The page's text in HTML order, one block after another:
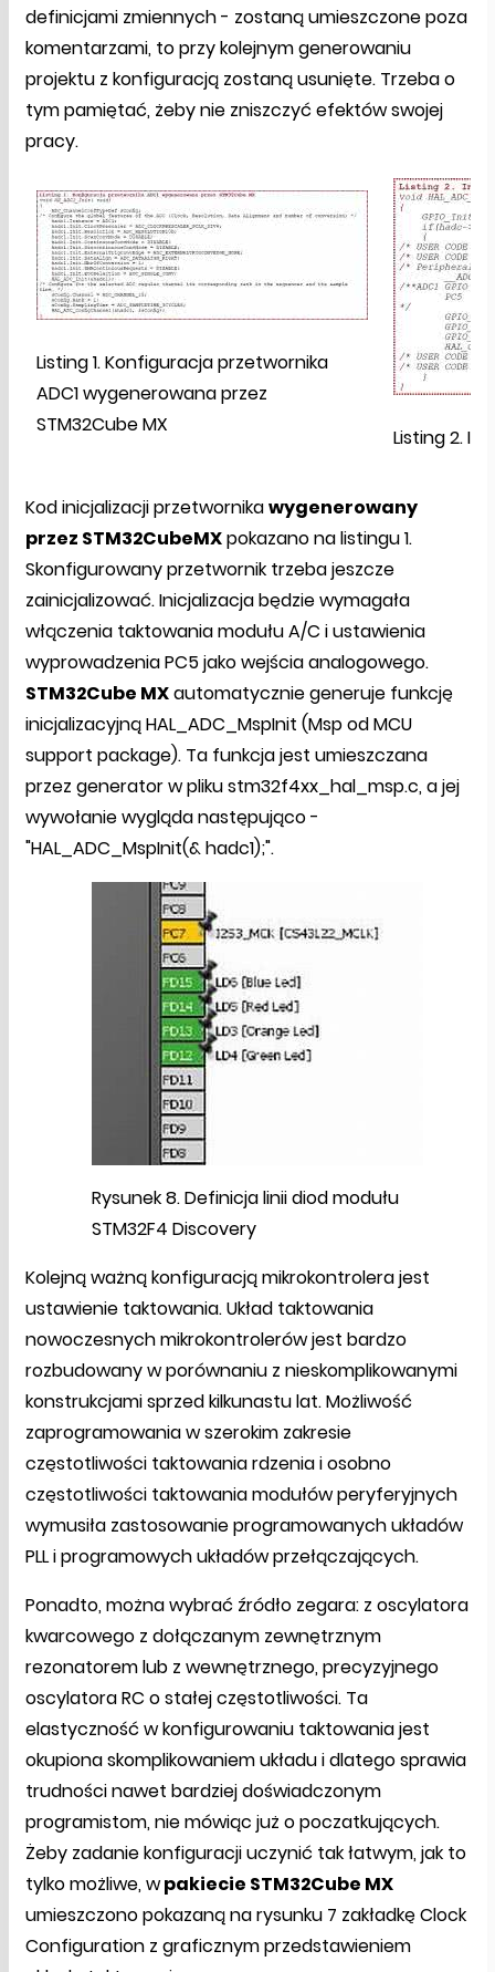
definicjami zmiennych - zostaną umieszczone poza
komentarzami, to przy kolejnym generowaniu
projektu z konfiguracją zostaną usunięte. Trzeba o
tym pamiętać, żeby nie zniszczyć efektów swojej
pracy.
Listing 1. Konfiguracja przetwornika
ADC1 wygenerowana przez
STM32Cube MX
Listing 2.
Kod inicjalizacji przetwornikawygenerowany
przez STM32CubeMXpokazano na listingu 1.
Skonfigurowany przetwornik trzeba jeszcze
zainicjalizować. Inicjalizacja będzie wymagała
włączenia taktowania modułu A/C i ustawienia
wyprowadzenia PC5 jako wejścia analogowego.
STM32Cube MXautomatycznie generuje funkcję
inicjalizacyjną HAL_ADC_MspInit (Msp od MCU
support package). Ta funkcja jest umieszczana
przez generator w pliku stm32f4xx_hal_msp.c, a jej
wywołanie wygląda następująco -
"HAL_ADC_MspInit(& hadc1);".
Rysunek 8. Definicja linii diod modułu
STM32F4 Discovery
Kolejną ważną konfiguracją mikrokontrolera jest
ustawienie taktowania. Układ taktowania
nowoczesnych mikrokontrolerów jest bardzo
rozbudowany w porównaniu z nieskomplikowanymi
konstrukcjami sprzed kilkunastu lat. Możliwość
zaprogramowania w szerokim zakresie
częstotliwości taktowania rdzenia i osobno
częstotliwości taktowania modułów peryferyjnych
wymusiła zastosowanie programowanych układów
PLL i programowych układów przełączających.
Ponadto, można wybrać źródło zegara: z oscylatora
kwarcowego z dołączanym zewnętrznym
rezonatorem lub z wewnętrznego, precyzyjnego
oscylatora RC o stałej częstotliwości. Ta
elastyczność w konfigurowaniu taktowania jest
okupiona skomplikowaniem układu i dlatego sprawia
trudności nawet bardziej doświadczonym
programistom, nie mówiąc już o poczatkujących.
Żeby zadanie konfiguracji uczynić tak łatwym, jak to
tylko możliwe, wpakiecie STM32Cube MX
umieszczono pokazaną na rysunku 7 zakładkę Clock
Configuration z graficznym przedstawieniem